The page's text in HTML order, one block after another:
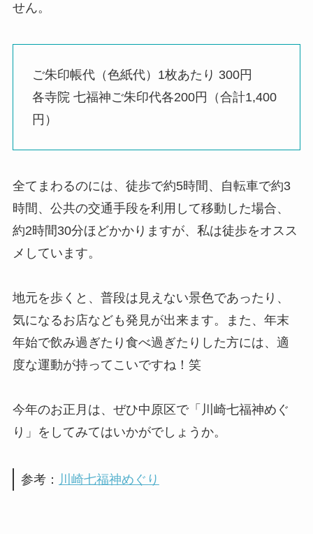
せん。
ご朱印帳代（色紙代）1枚あたり 300円
各寺院 七福神ご朱印代各200円（合計1,400
円）
全てまわるのには、徒歩で約5時間、自転車で約3
時間、公共の交通手段を利用して移動した場合、
約2時間30分ほどかかりますが、私は徒歩をオスス
メしています。
地元を歩くと、普段は見えない景色であったり、
気になるお店なども発見が出来ます。また、年末
年始で飲み過ぎたり食べ過ぎたりした方には、適
度な運動が持ってこいですね！笑
今年のお正月は、ぜひ中原区で「川崎七福神めぐ
り」をしてみてはいかがでしょうか。
参考： 川崎七福神めぐり